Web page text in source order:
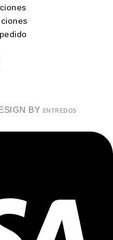
BY ENTREDOS